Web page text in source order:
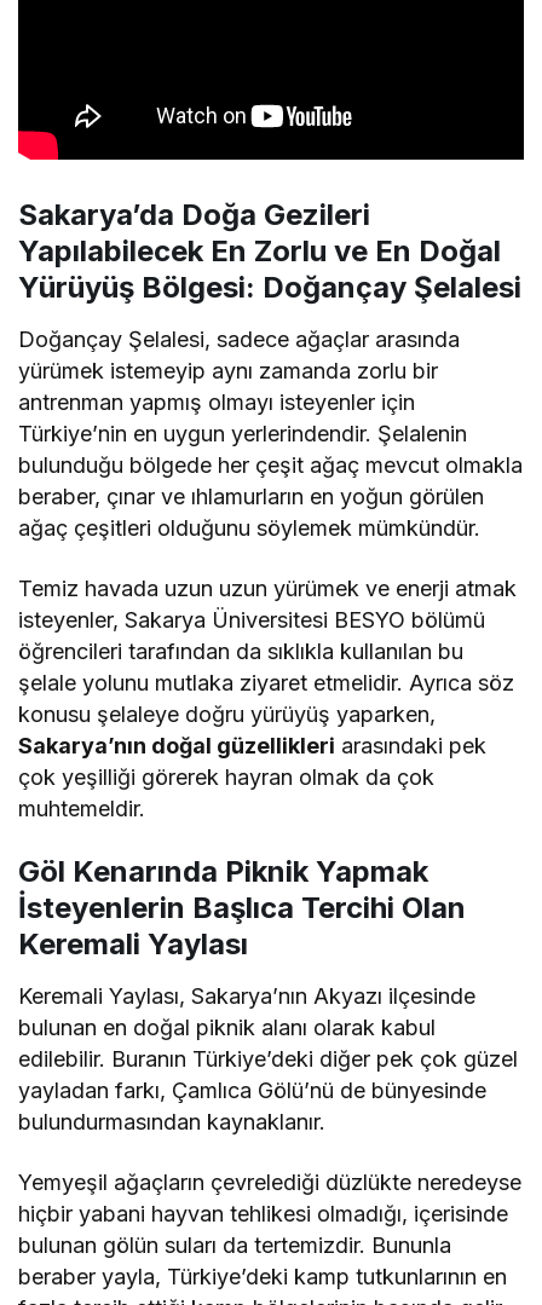
Sakarya’da Doğa Gezileri
Yapılabilecek En Zorlu ve En Doğal
Yürüyüş Bölgesi: Doğançay Şelalesi
Doğançay Şelalesi, sadece ağaçlar arasında
yürümek istemeyip aynı zamanda zorlu bir
antrenman yapmış olmayı isteyenler için
Türkiye’nin en uygun yerlerindendir. Şelalenin
bulunduğu bölgede her çeşit ağaç mevcut olmakla
beraber, çınar ve ıhlamurların en yoğun görülen
ağaç çeşitleri olduğunu söylemek mümkündür.
Temiz havada uzun uzun yürümek ve enerji atmak
isteyenler, Sakarya Üniversitesi BESYO bölümü
öğrencileri tarafından da sıklıkla kullanılan bu
şelale yolunu mutlaka ziyaret etmelidir. Ayrıca söz
konusu şelaleye doğru yürüyüş yaparken,
Sakarya’nın doğal güzellikleri arasındaki pek
çok yeşilliği görerek hayran olmak da çok
muhtemeldir.
Göl Kenarında Piknik Yapmak
İsteyenlerin Başlıca Tercihi Olan
Keremali Yaylası
Keremali Yaylası, Sakarya’nın Akyazı ilçesinde
bulunan en doğal piknik alanı olarak kabul
edilebilir. Buranın Türkiye’deki diğer pek çok güzel
yayladan farkı, Çamlıca Gölü’nü de bünyesinde
bulundurmasından kaynaklanır.
Yemyeşil ağaçların çevrelediği düzlükte neredeyse
hiçbir yabani hayvan tehlikesi olmadığı, içerisinde
bulunan gölün suları da tertemizdir. Bununla
beraber yayla, Türkiye’deki kamp tutkunlarının en